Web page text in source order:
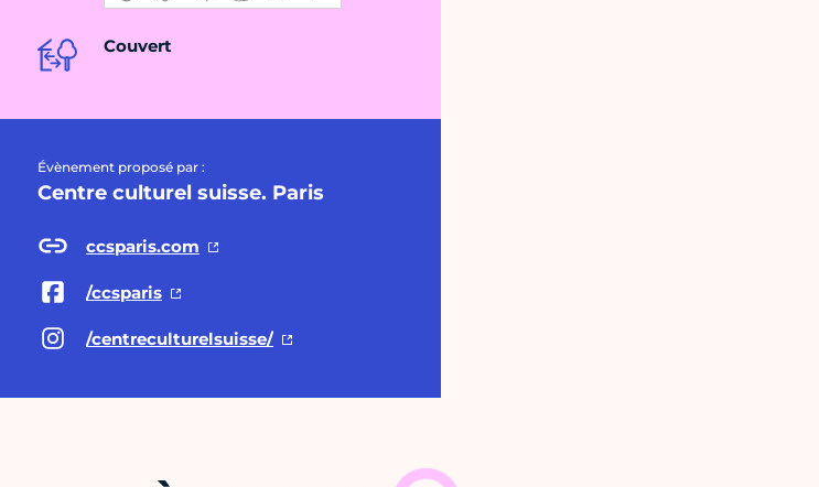
Couvert
Évènement proposé par :
Centre culturel suisse. Paris
ccsparis.com
/ccsparis
/centreculturelsuisse/